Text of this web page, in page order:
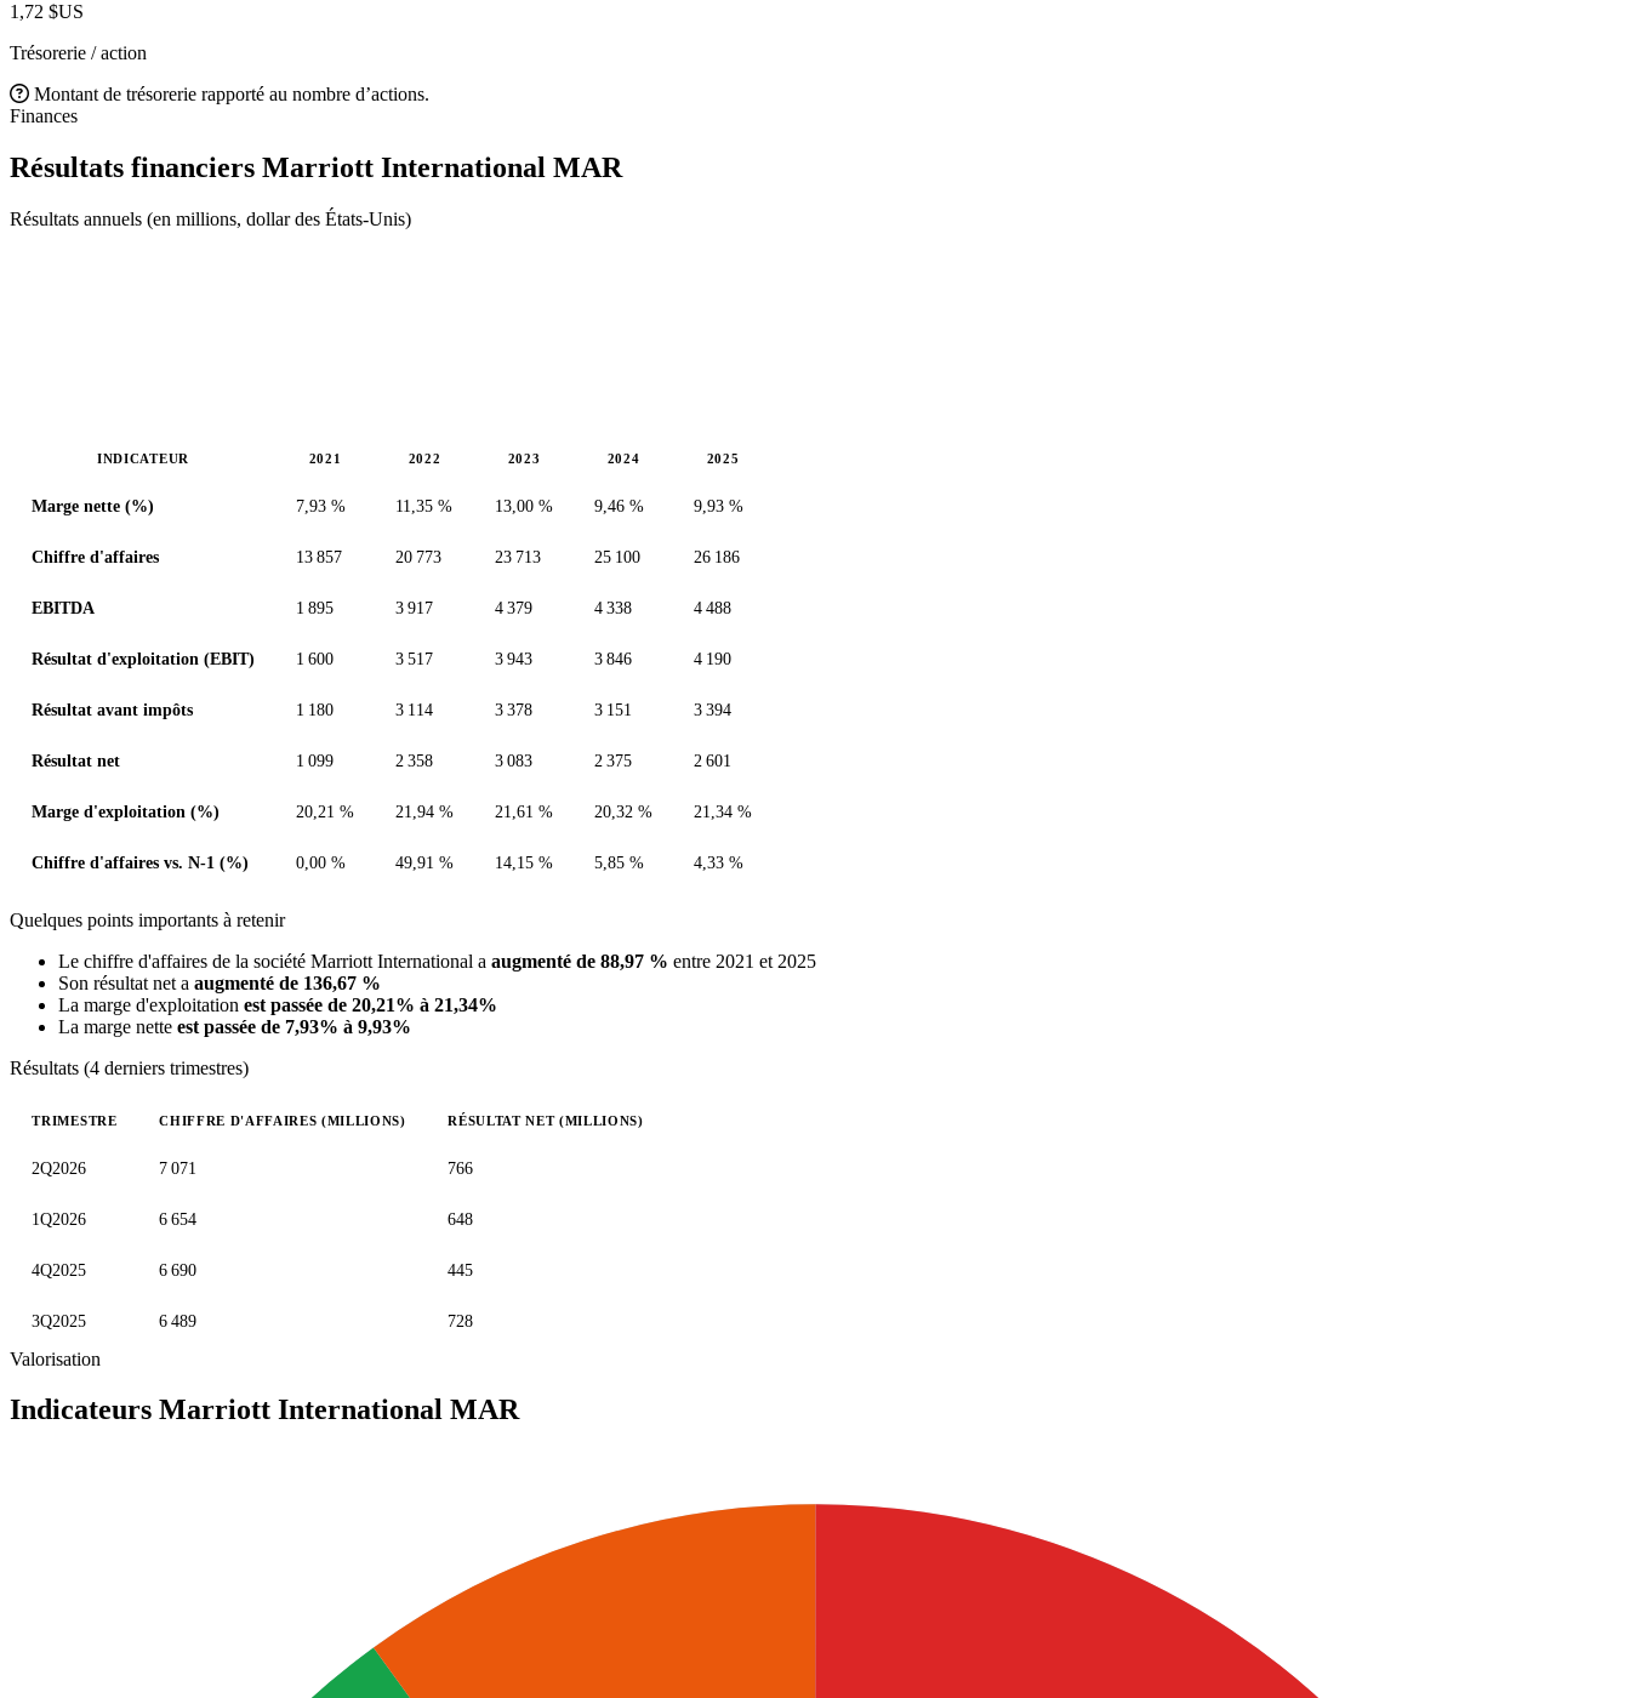
1,72 $US
Trésorerie / action
Montant de trésorerie rapporté au nombre d’actions.
Finances
Résultats financiers Marriott International MAR
Résultats annuels (en millions, dollar des États-Unis)
INDICATEUR 2021 2022 2023 2024 2025
Marge nette (%) 7,93 % 11,35 % 13,00 % 9,46 % 9,93 %
Chiffre d'affaires 13 857 20 773 23 713 25 100 26 186
EBITDA 1 895 3 917 4 379 4 338 4 488
Résultat d'exploitation (EBIT) 1 600 3 517 3 943 3 846 4 190
Résultat avant impôts 1 180 3 114 3 378 3 151 3 394
Résultat net 1 099 2 358 3 083 2 375 2 601
Marge d'exploitation (%) 20,21 % 21,94 % 21,61 % 20,32 % 21,34 %
Chiffre d'affaires vs. N-1 (%) 0,00 % 49,91 % 14,15 % 5,85 % 4,33 %
Quelques points importants à retenir
Le chiffre d'affaires de la société Marriott International a augmenté de 88,97 % entre 2021 et 2025
Son résultat net a augmenté de 136,67 %
La marge d'exploitation est passée de 20,21% à 21,34%
La marge nette est passée de 7,93% à 9,93%
Résultats (4 derniers trimestres)
TRIMESTRE CHIFFRE D'AFFAIRES (MILLIONS) RÉSULTAT NET (MILLIONS)
2Q2026 7 071 766
1Q2026 6 654 648
4Q2025 6 690 445
3Q2025 6 489 728
Valorisation
Indicateurs Marriott International MAR